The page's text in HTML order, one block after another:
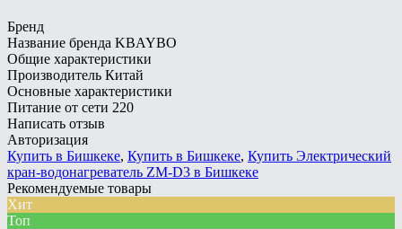
Бренд
Название бренда KBAYBO
Общие характеристики
Производитель Китай
Основные характеристики
Питание от сети 220
Написать отзыв
Авторизация
Купить в Бишкеке, Купить в Бишкеке, Купить Электрический
кран-водонагреватель ZM-D3 в Бишкеке
Рекомендуемые товары
Хит
Топ